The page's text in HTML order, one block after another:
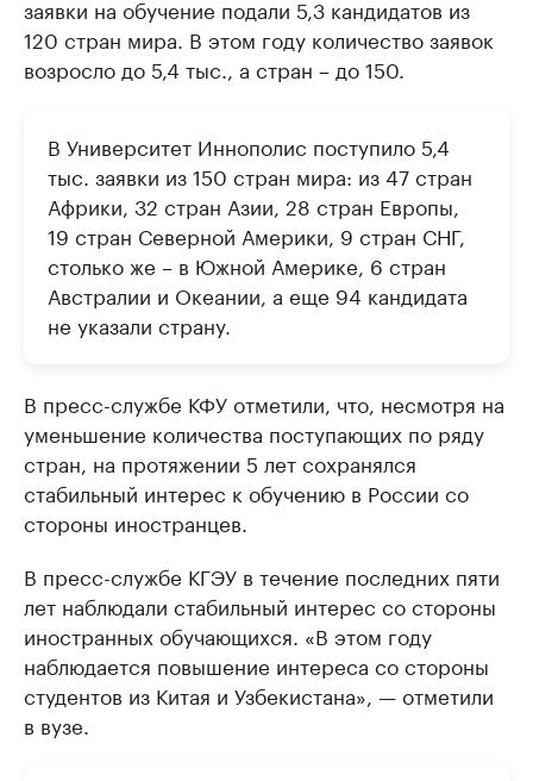
заявки на обучение подали 5,3 кандидатов из
120 стран мира. В этом году количество заявок
возросло до 5,4 тыс., а стран – до 150.
В Университет Иннополис поступило 5,4
тыс. заявки из 150 стран мира: из 47 стран
Африки, 32 стран Азии, 28 стран Европы,
19 стран Северной Америки, 9 стран СНГ,
столько же – в Южной Америке, 6 стран
Австралии и Океании, а еще 94 кандидата
не указали страну.
В пресс-службе КФУ отметили, что, несмотря на
уменьшение количества поступающих по ряду
стран, на протяжении 5 лет сохранялся
стабильный интерес к обучению в России со
стороны иностранцев.
В пресс-службе КГЭУ в течение последних пяти
лет наблюдали стабильный интерес со стороны
иностранных обучающихся. «В этом году
наблюдается повышение интереса со стороны
студентов из Китая и Узбекистана», — отметили
в вузе.